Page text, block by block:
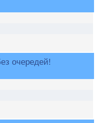
очередей!